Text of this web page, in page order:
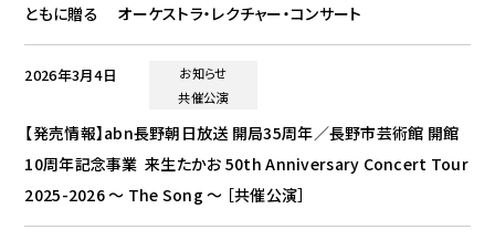
ともに贈る オーケストラ・レクチャー・コンサート
2026年3月4日
お知らせ
共催公演
【発売情報】abn長野朝日放送 開局35周年／長野市芸術館 開館
10周年記念事業 来生たかお 50th Anniversary Concert Tour
2025-2026 〜 The Song 〜 ［共催公演］